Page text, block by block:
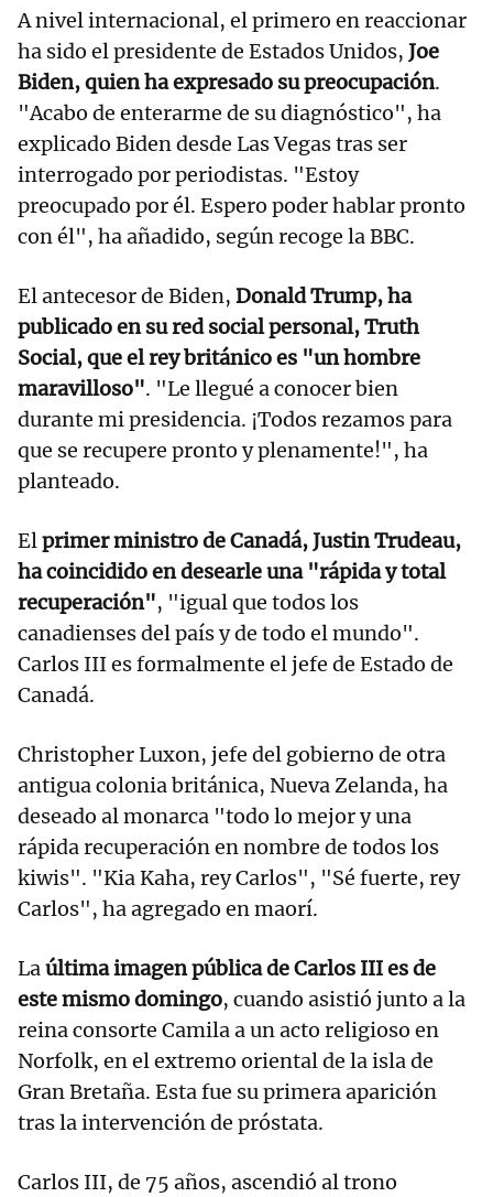
A nivel internacional, el primero en reaccionar
ha sido el presidente de Estados Unidos, Joe
Biden, quien ha expresado su preocupación.
"Acabo de enterarme de su diagnóstico", ha
explicado Biden desde Las Vegas tras ser
interrogado por periodistas. "Estoy
preocupado por él. Espero poder hablar pronto
con él", ha añadido, según recoge la BBC.
El antecesor de Biden, Donald Trump, ha
publicado en su red social personal, Truth
Social, que el rey británico es "un hombre
maravilloso". "Le llegué a conocer bien
durante mi presidencia. ¡Todos rezamos para
que se recupere pronto y plenamente!", ha
planteado.
Elprimer ministro de Canadá, Justin Trudeau,
ha coincidido en desearle una "rápida y total
recuperación", "igual que todos los
canadienses del país y de todo el mundo".
Carlos III es formalmente el jefe de Estado de
Canadá.
Christopher Luxon, jefe del gobierno de otra
antigua colonia británica, Nueva Zelanda, ha
deseado al monarca "todo lo mejor y una
rápida recuperación en nombre de todos los
kiwis". "Kia Kaha, rey Carlos", "Sé fuerte, rey
Carlos", ha agregado en maorí.
Laúltima imagen pública de Carlos III es de
este mismo domingo, cuando asistió junto a la
reina consorte Camila a un acto religioso en
Norfolk, en el extremo oriental de la isla de
Gran Bretaña. Esta fue su primera aparición
tras la intervención de próstata.
Carlos III, de 75 años, ascendió al trono